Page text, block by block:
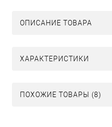
ОПИСАНИЕ ТОВАРА
ХАРАКТЕРИСТИКИ
ПОХОЖИЕ ТОВАРЫ (8)